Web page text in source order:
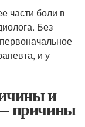
части боли в
Без
и у
и
— причины